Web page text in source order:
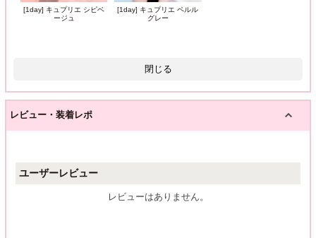
[1day] キュプリエ シピベ
ージュ
[1day] キュプリエ ペルル
グレー
閉じる
レビュー・装着レポ
ユーザーレビュー
レビューはありません。